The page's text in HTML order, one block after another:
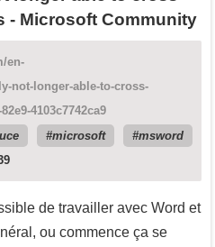
- Microsoft Community
en-
not-longer-able-to-cross-
4103c7742ca9
microsoft
msword
de travailler avec Word et
ou commence ça se